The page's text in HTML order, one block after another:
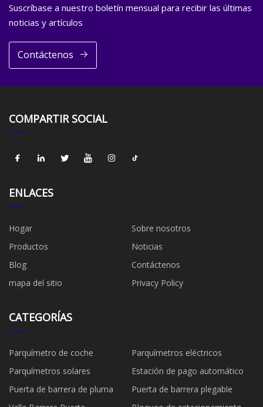
Suscríbase a nuestro boletín mensual para recibir las últimas
noticias y artículos
Contáctenos
COMPARTIR SOCIAL
ENLACES
Hogar
Sobre nosotros
Productos
Noticias
Blog
Contáctenos
mapa del sitio
Privacy Policy
CATEGORÍAS
Parquímetro de coche
Parquímetros eléctricos
Parquímetros solares
Estación de pago automático
Puerta de barrera de pluma
Puerta de barrera plegable